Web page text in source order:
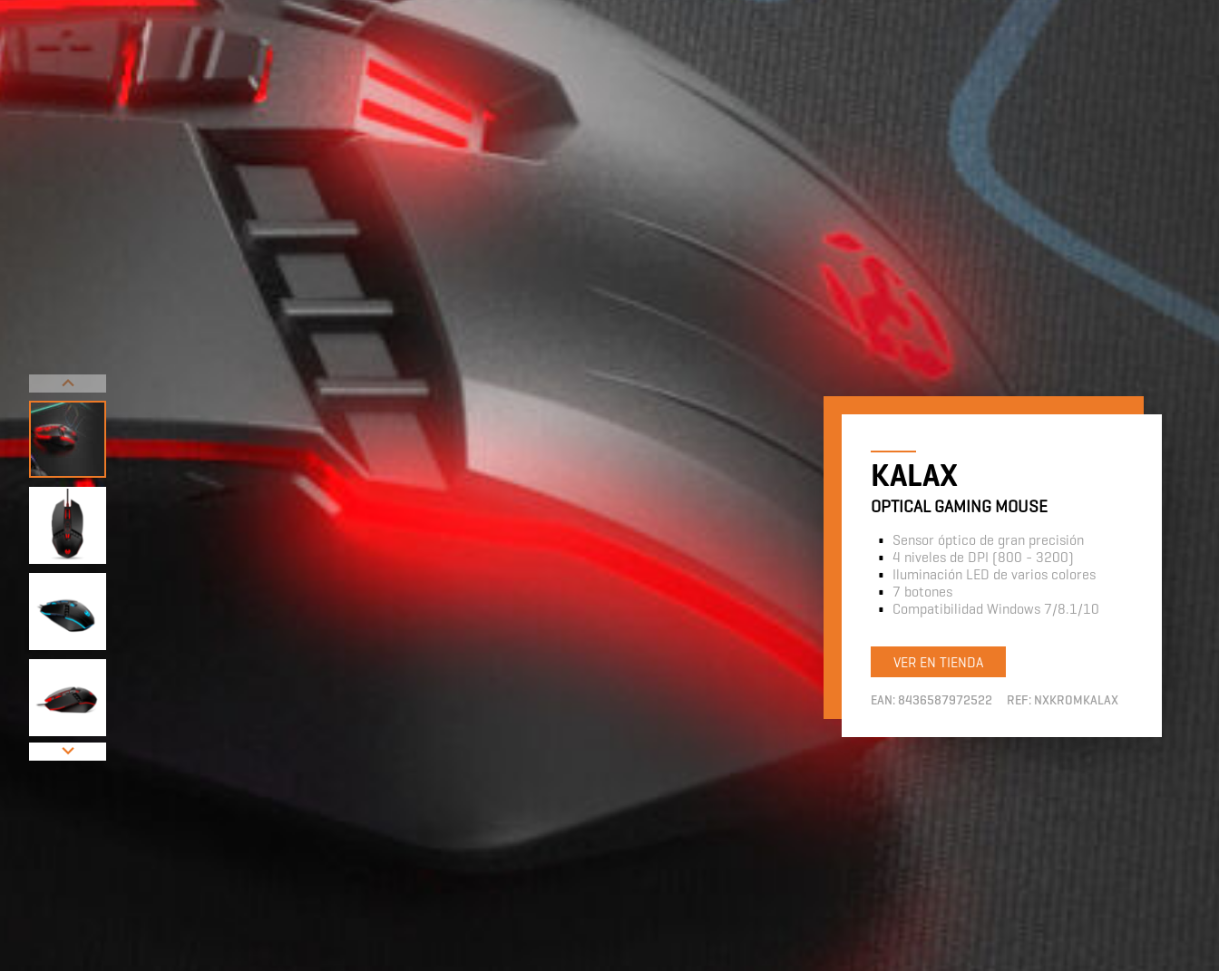
KALAX
OPTICAL GAMING MOUSE
Sensor óptico de gran precisión
4 niveles de DPI (800 - 3200)
Iluminación LED de varios colores
7 botones
Compatibilidad Windows 7/8.1/10
VER EN TIENDA
EAN: 8436587972522 REF: NXKROMKALAX